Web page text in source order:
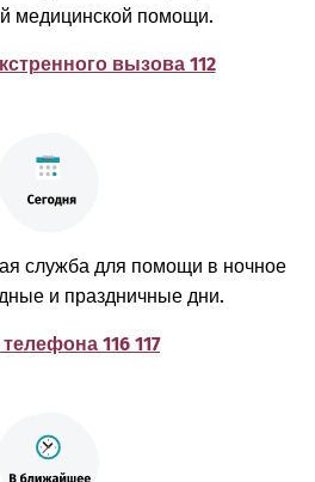
медицинской помощи.
вызова 112
служба для помощи в ночное
и праздничные дни.
116 117